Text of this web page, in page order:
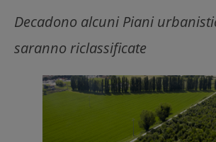
Decadono alcuni Piani
saranno riclassificate